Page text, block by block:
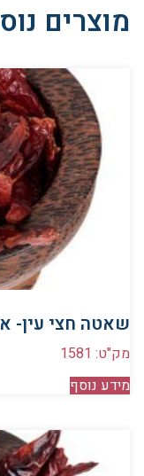
מוצרים
שאטה חצי עין-
מק"ט: 1581
מידע נוסף